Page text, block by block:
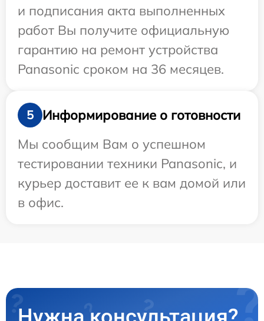
и подписания акта выполненных
работ Вы получите официальную
гарантию на ремонт устройства
Panasonic сроком на 36 месяцев.
5
Информирование о готовности
Мы сообщим Вам о успешном
тестировании техники Panasonic, и
курьер доставит ее к вам домой или
в офис.